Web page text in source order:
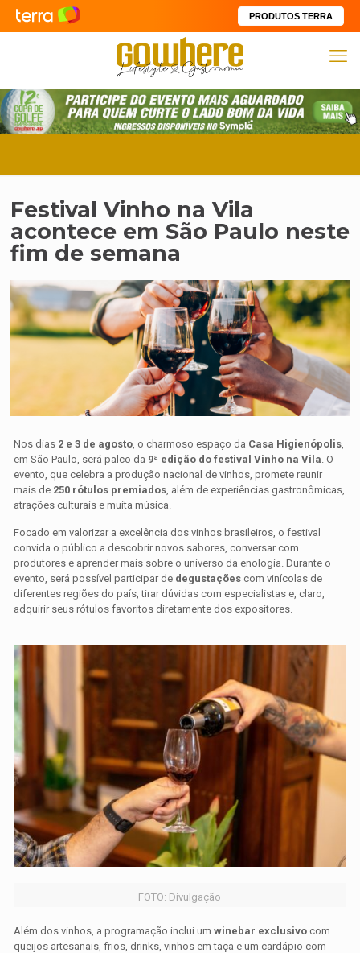
PRODUTOS TERRA
Festival Vinho na Vila
acontece em São Paulo neste
fim de semana
Nos dias 2 e 3 de agosto, o charmoso espaço da Casa Higienópolis,
em São Paulo, será palco da 9ª edição do festival Vinho na Vila. O
evento, que celebra a produção nacional de vinhos, promete reunir
mais de 250 rótulos premiados, além de experiências gastronômicas,
atrações culturais e muita música.
Focado em valorizar a excelência dos vinhos brasileiros, o festival
convida o público a descobrir novos sabores, conversar com
produtores e aprender mais sobre o universo da enologia. Durante o
evento, será possível participar de degustações com vinícolas de
diferentes regiões do país, tirar dúvidas com especialistas e, claro,
adquirir seus rótulos favoritos diretamente dos expositores.
FOTO: Divulgação
Além dos vinhos, a programação inclui umwinebar exclusivo com
queijos artesanais, frios, drinks, vinhos em taça e um cardápio com